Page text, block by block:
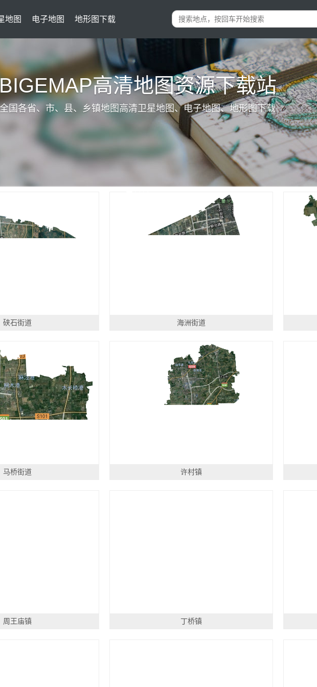
地图 电子地图 地形图下载
高清地图资源下载站
全国各省、市、县、乡镇地图高清卫星地图、电子地图、地形图下载
硖石街道 海洲街道
马桥街道 许村镇
周王庙镇 丁桥镇